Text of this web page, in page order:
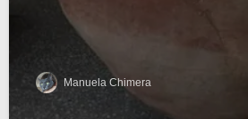
Manuela Chimera